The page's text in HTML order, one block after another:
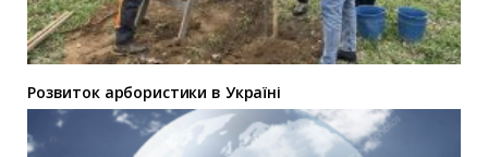
Розвиток арбористики в Україні